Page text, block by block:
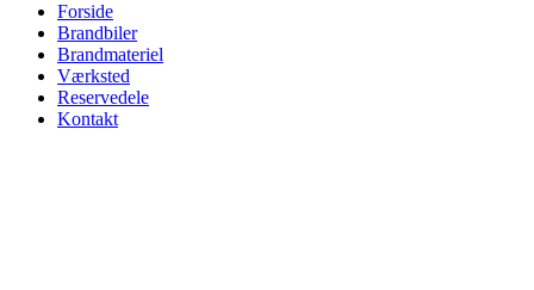
Forside
Brandbiler
Brandmateriel
Værksted
Reservedele
Kontakt